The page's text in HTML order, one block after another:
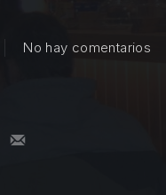
No hay comentarios